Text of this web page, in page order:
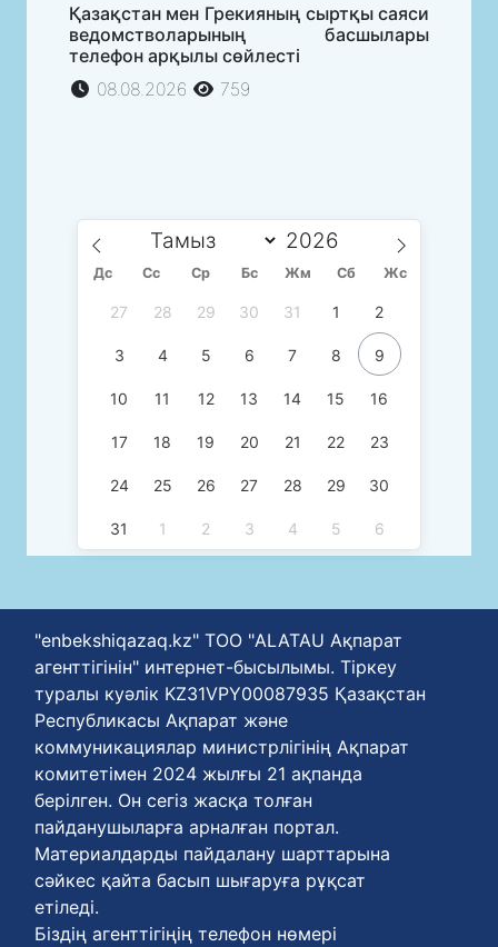
Қазақстан мен Грекияның сыртқы саяси
ведомстволарының басшылары
телефон арқылы сөйлесті
08.08.2026
759
Дс Сc Ср Бс Жм Сб Жс
27 28 29 30 31 1 2
3 4 5 6 7 8 9
10 11 12 13 14 15 16
17 18 19 20 21 22 23
24 25 26 27 28 29 30
31 1 2 3 4 5 6
"enbekshiqazaq.kz" ТОО "ALATAU Ақпарат
агенттігінін" интернет-бысылымы. Тіркеу
туралы куәлік KZ31VPY00087935 Қазақстан
Республикасы Ақпарат және
коммуникациялар министрлігінің Ақпарат
комитетімен 2024 жылғы 21 ақпанда
берілген. Он сегіз жасқа толған
пайданушыларға арналған портал.
Материалдарды пайдалану шарттарына
сәйкес қайта басып шығаруға рұқсат
етіледі.
Біздің агенттігіңің телефон нөмері